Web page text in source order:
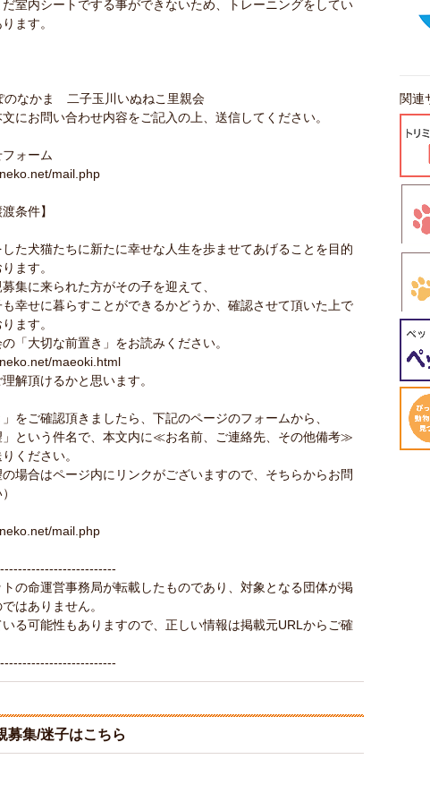
室内シートでする事ができないため、トレーニングをしてい
ます。
のなかま 二子玉川いぬねこ里親会
にお問い合わせ内容をご記入の上、送信してください。
ォーム
mail.php
条件】
た犬猫たちに新たに幸せな人生を歩ませてあげることを目的
ます。
集に来られた方がその子を迎えて、
幸せに暮らすことができるかどうか、確認させて頂いた上で
ます。
「大切な前置き」をお読みください。
maeoki.html
解頂けるかと思います。
」をご確認頂きましたら、下記のページのフォームから、
」という件名で、本文内に≪お名前、ご連絡先、その他備考≫
ください。
の場合はページ内にリンクがございますので、そちらからお問
mail.php
の命運営事務局が転載したものであり、対象となる団体が掲
はありません。
る可能性もありますので、正しい情報は掲載元URLからご確
募集/迷子はこちら
関連